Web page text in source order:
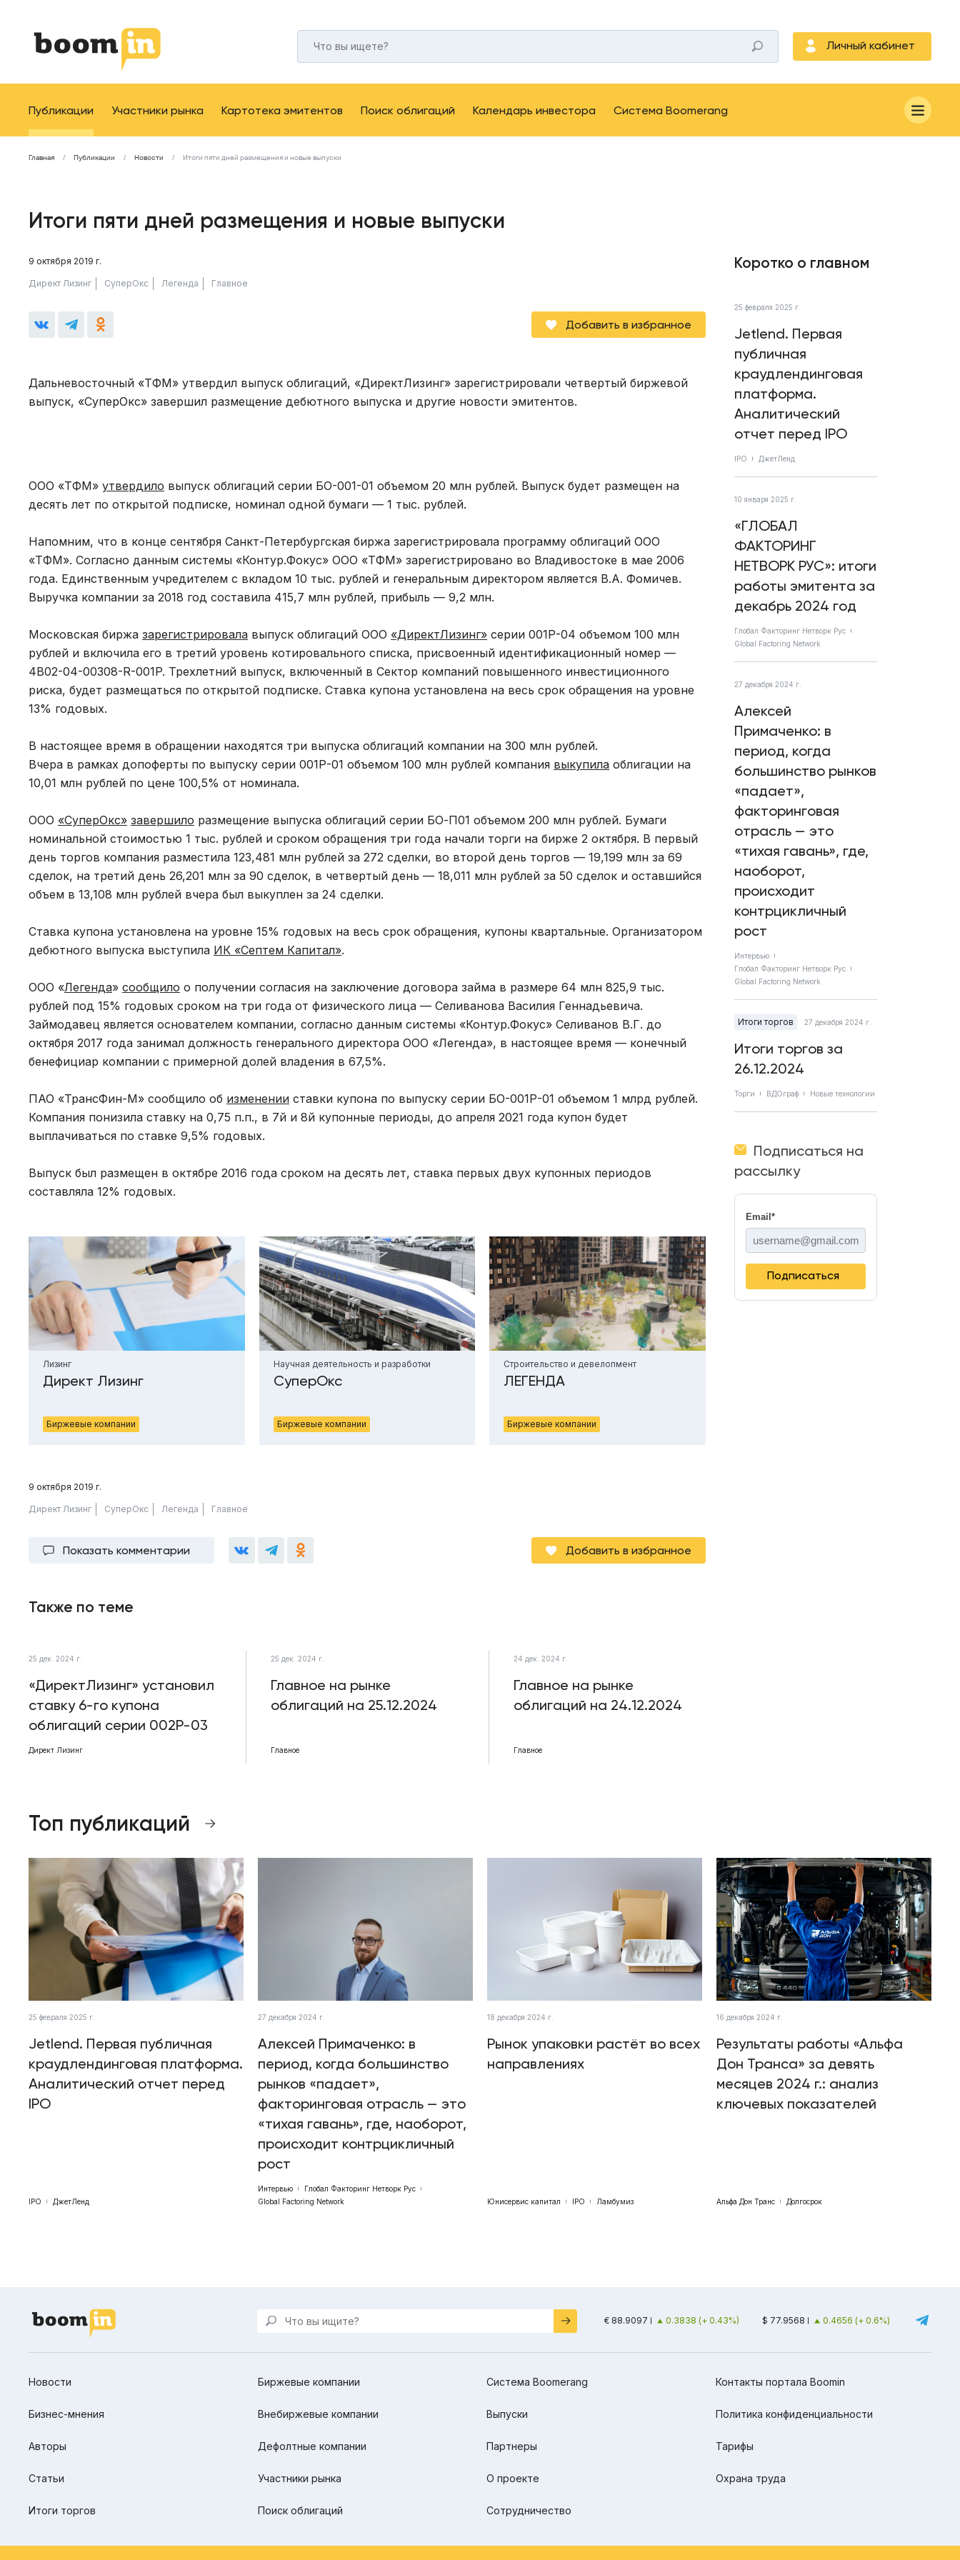
Личный кабинет
Публикации Участники рынка Картотека эмитентов Поиск облигаций Календарь инвестора Система Boomerang
Главная Публикации Новости Итоги пяти дней размещения и новые выпуски
Итоги пяти дней размещения и новые выпуски
9 октября 2019 г.
Директ Лизинг СуперОкс Легенда Главное
Добавить в избранное
Дальневосточный «ТФМ» утвердил выпуск облигаций, «ДиректЛизинг» зарегистрировали четвертый биржевой
выпуск, «СуперОкс» завершил размещение дебютного выпуска и другие новости эмитентов.
ООО «ТФМ» утвердило выпуск облигаций серии БО-001-01 объемом 20 млн рублей. Выпуск будет размещен на
десять лет по открытой подписке, номинал одной бумаги — 1 тыс. рублей.
Напомним, что в конце сентября Санкт-Петербургская биржа зарегистрировала программу облигаций ООО
«ТФМ». Согласно данным системы «Контур.Фокус» ООО «ТФМ» зарегистрировано во Владивостоке в мае 2006
года. Единственным учредителем с вкладом 10 тыс. рублей и генеральным директором является В.А. Фомичев.
Выручка компании за 2018 год составила 415,7 млн рублей, прибыль — 9,2 млн.
Московская биржа зарегистрировала выпуск облигаций ООО «ДиректЛизинг» серии 001Р-04 объемом 100 млн
рублей и включила его в третий уровень котировального списка, присвоенный идентификационный номер —
4B02-04-00308-R-001P. Трехлетний выпуск, включенный в Сектор компаний повышенного инвестиционного
риска, будет размещаться по открытой подписке. Ставка купона установлена на весь срок обращения на уровне
13% годовых.
В настоящее время в обращении находятся три выпуска облигаций компании на 300 млн рублей.
Вчера в рамках допоферты по выпуску серии 001Р-01 объемом 100 млн рублей компания выкупила облигации на
10,01 млн рублей по цене 100,5% от номинала.
ООО «СуперОкс» завершило размещение выпуска облигаций серии БО-П01 объемом 200 млн рублей. Бумаги
номинальной стоимостью 1 тыс. рублей и сроком обращения три года начали торги на бирже 2 октября. В первый
день торгов компания разместила 123,481 млн рублей за 272 сделки, во второй день торгов — 19,199 млн за 69
сделок, на третий день 26,201 млн за 90 сделок, в четвертый день — 18,011 млн рублей за 50 сделок и оставшийся
объем в 13,108 млн рублей вчера был выкуплен за 24 сделки.
Ставка купона установлена на уровне 15% годовых на весь срок обращения, купоны квартальные. Организатором
дебютного выпуска выступила ИК «Септем Капитал».
ООО «Легенда» сообщило о получении согласия на заключение договора займа в размере 64 млн 825,9 тыс.
рублей под 15% годовых сроком на три года от физического лица — Селиванова Василия Геннадьевича.
Займодавец является основателем компании, согласно данным системы «Контур.Фокус» Селиванов В.Г. до
октября 2017 года занимал должность генерального директора ООО «Легенда», в настоящее время — конечный
бенефициар компании с примерной долей владения в 67,5%.
ПАО «ТрансФин-М» сообщило об изменении ставки купона по выпуску серии БО-001Р-01 объемом 1 млрд рублей.
Компания понизила ставку на 0,75 п.п., в 7й и 8й купонные периоды, до апреля 2021 года купон будет
выплачиваться по ставке 9,5% годовых.
Выпуск был размещен в октябре 2016 года сроком на десять лет, ставка первых двух купонных периодов
составляла 12% годовых.
Лизинг
Директ Лизинг
Биржевые компании
Научная деятельность и разработки
СуперОкс
Биржевые компании
Строительство и девелопмент
ЛЕГЕНДА
Биржевые компании
9 октября 2019 г.
Директ Лизинг СуперОкс Легенда Главное
Показать комментарии Добавить в избранное
Также по теме
25 дек. 2024 г.
«ДиректЛизинг» установил
ставку 6-го купона
облигаций серии 002Р-03
Директ Лизинг
25 дек. 2024 г.
Главное на рынке
облигаций на 25.12.2024
Главное
24 дек. 2024 г.
Главное на рынке
облигаций на 24.12.2024
Главное
Коротко о главном
25 февраля 2025 г.
Jetlend. Первая
публичная
краудлендинговая
платформа.
Аналитический
отчет перед IPO
IPO ДжетЛенд
10 января 2025 г.
«ГЛОБАЛ
ФАКТОРИНГ
НЕТВОРК РУС»: итоги
работы эмитента за
декабрь 2024 год
Глобал Факторинг Нетворк Рус
Global Factoring Network
27 декабря 2024 г.
Алексей
Примаченко: в
период, когда
большинство рынков
«падает»,
факторинговая
отрасль — это
«тихая гавань», где,
наоборот,
происходит
контрцикличный
рост
Интервью
Глобал Факторинг Нетворк Рус
Global Factoring Network
Итоги торгов 27 декабря 2024 г.
Итоги торгов за
26.12.2024
Торги ВДОграф Новые технологии
Подписаться на
рассылку
Email *
Подписаться
Топ публикаций
25 февраля 2025 г.
Jetlend. Первая публичная
краудлендинговая платформа.
Аналитический отчет перед
IPO
IPO ДжетЛенд
27 декабря 2024 г.
Алексей Примаченко: в
период, когда большинство
рынков «падает»,
факторинговая отрасль — это
«тихая гавань», где, наоборот,
происходит контрцикличный
рост
Интервью
Глобал Факторинг Нетворк Рус
Global Factoring Network
18 декабря 2024 г.
Рынок упаковки растёт во всех
направлениях
Юнисервис капитал IPO Ламбумиз
16 декабря 2024 г.
Результаты работы «Альфа
Дон Транса» за девять
месяцев 2024 г.: анализ
ключевых показателей
Альфа Дон Транс Долгосрок
€ 88.9097 0.3838 (+ 0.43%) $ 77.9568 0.4656 (+ 0.6%)
Новости
Бизнес-мнения
Авторы
Статьи
Итоги торгов
Биржевые компании
Внебиржевые компании
Дефолтные компании
Участники рынка
Поиск облигаций
Система Boomerang
Выпуски
Партнеры
О проекте
Сотрудничество
Контакты портала Boomin
Политика конфиденциальности
Тарифы
Охрана труда